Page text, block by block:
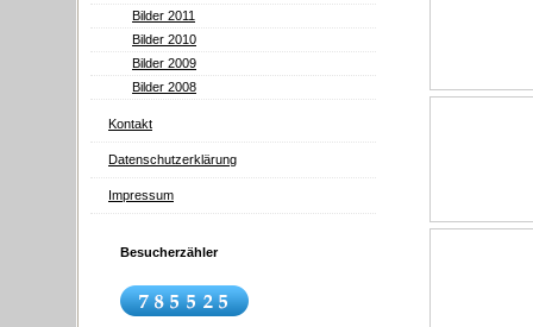
Bilder 2011
Bilder 2010
Bilder 2009
Bilder 2008
Kontakt
Datenschutzerklärung
Impressum
Besucherzähler